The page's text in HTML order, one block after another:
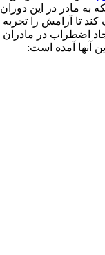
به مادر در این
تا آرامش را تجربه
اضطراب در مادران
آنها آمده است: